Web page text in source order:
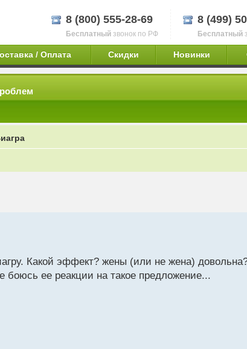
8 (800) 555-28-69
Бесплатный звонок по РФ
8 (499)
Бесплатный
/ Оплата Скидки Новинки
Какой эффект? жены (или не жена)
боюсь ее реакции на такое предложение...